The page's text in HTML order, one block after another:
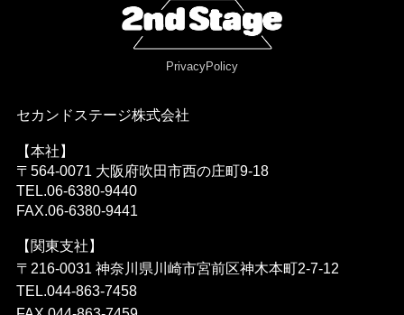
PrivacyPolicy
セカンドステージ株式会社
【本社】
〒564-0071 大阪府吹田市西の庄町9-18
TEL.06-6380-9440
FAX.06-6380-9441
【関東支社】
〒216-0031 神奈川県川崎市宮前区神木本町2-7-12
TEL.044-863-7458